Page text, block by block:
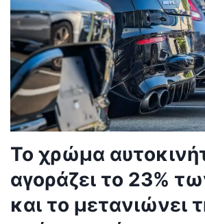
Το χρώμα
αγοράζει το 23%
και το μετανιώνει